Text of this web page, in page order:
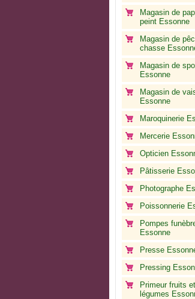
Magasin de
peint Essonne
Magasin de
chasse
Magasin de
Essonne
Magasin de
Essonne
Maroquinerie
Mercerie
Opticien
Pâtisserie
Photographe
Poissonnerie
Pompes
Essonne
Presse
Pressing
Primeur fruits et
légumes